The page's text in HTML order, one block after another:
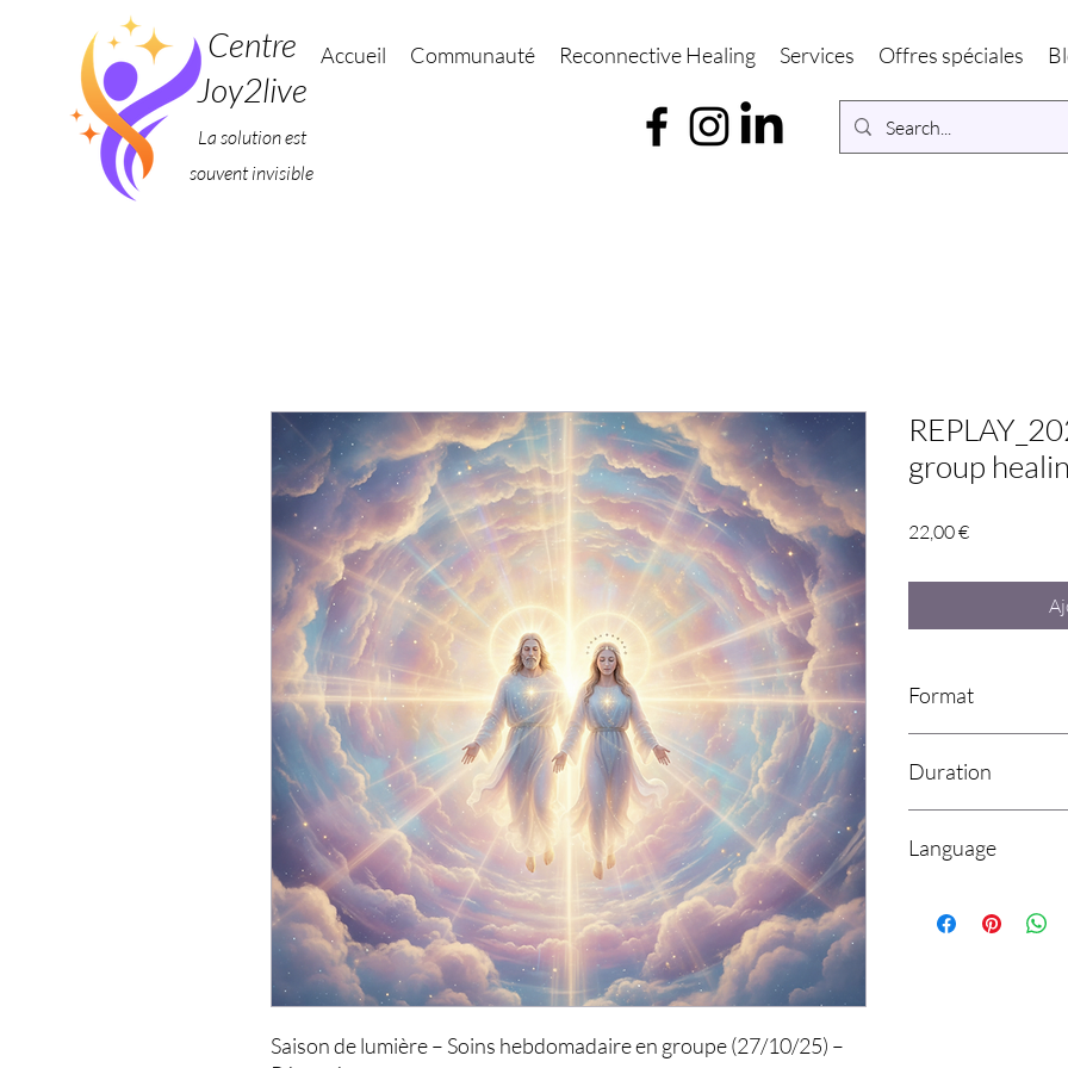
Centre
Joy2live
La solution est
souvent invisible
Accueil Communauté Reconnective Healing Services Offres spéciales
Saison de lumière – Soins hebdomadaire en groupe (27/10/25) –
group
22,00 €Prix
Format
Duration
Language